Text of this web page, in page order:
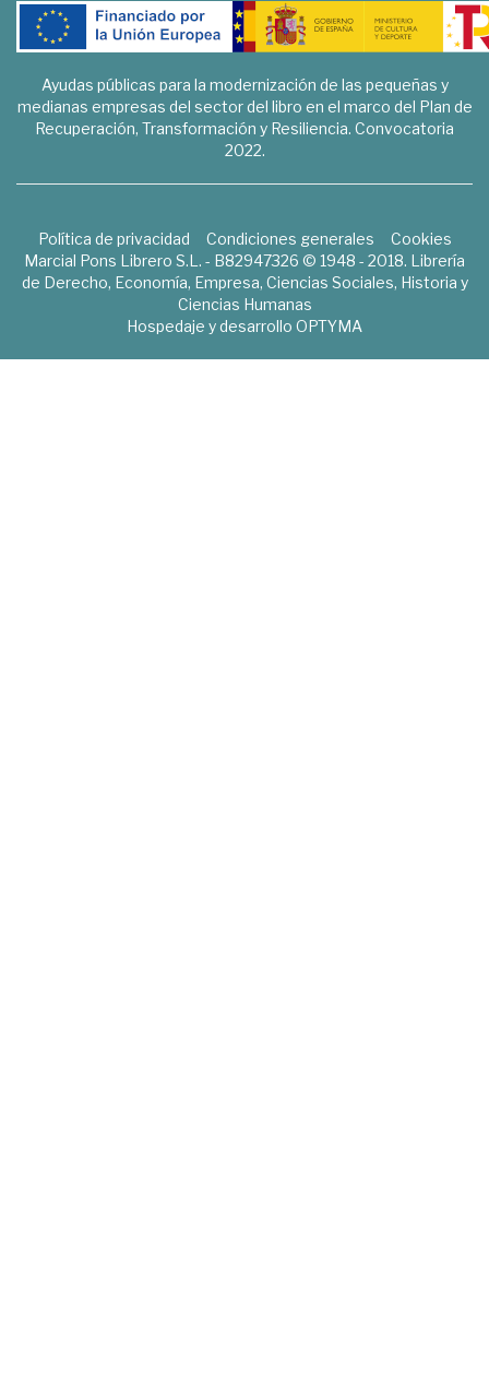
Ayudas públicas para la modernización de las pequeñas y
medianas empresas del sector del libro en el marco del Plan de
Recuperación, Transformación y Resiliencia. Convocatoria
2022.
Política de privacidad Condiciones generales
Cookies
Marcial Pons Librero S.L. - B82947326 © 1948 - 2018. Librería
de Derecho, Economía, Empresa, Ciencias Sociales, Historia y
Ciencias Humanas
Hospedaje y desarrollo OPTYMA